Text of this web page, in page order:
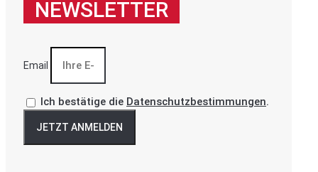
NEWSLETTER
Email
Ich bestätige die Datenschutzbestimmungen.
JETZT ANMELDEN